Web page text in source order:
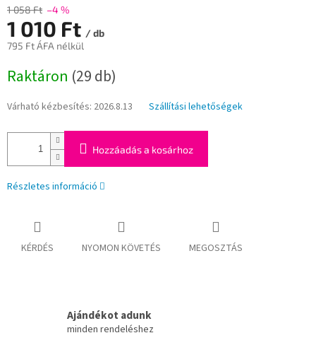
1 058 Ft –4 %
1 010 Ft / db
795 Ft ÁFA nélkül
Raktáron (29 db)
Várható kézbesítés: 2026.8.13 Szállítási lehetőségek
Hozzáadás a kosárhoz
Részletes információ
KÉRDÉS NYOMON KÖVETÉS MEGOSZTÁS
Ajándékot adunk
minden rendeléshez